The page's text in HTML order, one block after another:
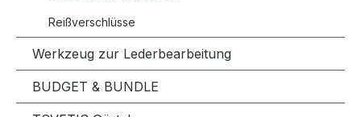
Reißverschlüsse
Werkzeug zur Lederbearbeitung
BUDGET & BUNDLE